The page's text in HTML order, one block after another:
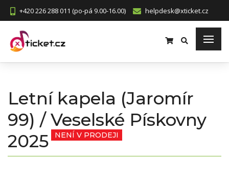
+420 226 288 011 (po-pá 9.00-16.00) helpdesk@xticket.cz
Letní kapela (Jaromír
99) / Veselské Pískovny
2025
NENÍ V PRODEJI